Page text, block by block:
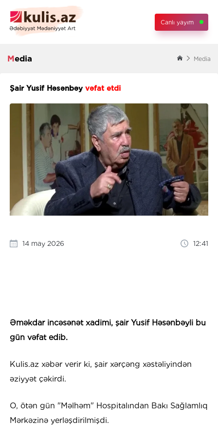
Canlı yayım
Media Media
Şair Yusif Həsənbəy vəfat etdi
14 may 2026 12:41
Əməkdar incəsənət xadimi, şair Yusif Həsənbəyli bu
gün vəfat edib.
Kulis.az xəbər verir ki, şair xərçəng xəstəliyindən
əziyyət çəkirdi.
O, ötən gün "Məlhəm" Hospitalından Bakı Sağlamlıq
Mərkəzinə yerləşdirilmişdi.